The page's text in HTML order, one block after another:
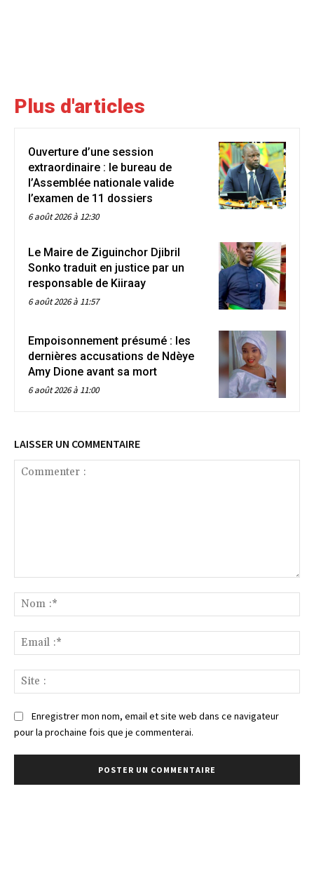
Plus d'articles
Ouverture d’une session
extraordinaire : le bureau de
l’Assemblée nationale valide
l’examen de 11 dossiers
6 août 2026 à 12:30
Le Maire de Ziguinchor Djibril
Sonko traduit en justice par un
responsable de Kiiraay
6 août 2026 à 11:57
Empoisonnement présumé : les
dernières accusations de Ndèye
Amy Dione avant sa mort
6 août 2026 à 11:00
LAISSER UN COMMENTAIRE
:*
:*
:
Enregistrer mon nom, email et site web dans ce navigateur
pour la prochaine fois que je commenterai.